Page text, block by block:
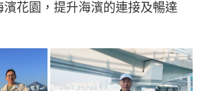
花園，提升海濱的連接及暢達